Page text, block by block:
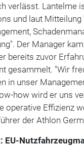
verlässt. Lantelme
und laut Mitteilung
,
Der Manager
bereits zuvor
gesammelt. "Wir
in unser
how wird er uns
operative Effizienz
der Athlon
EU-